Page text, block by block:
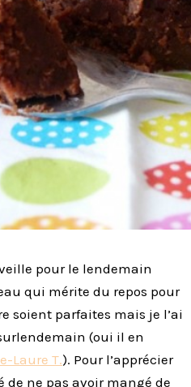
pour le lendemain
qui mérite du repos pour
soient parfaites mais je l’ai
(oui il en
Laure T.). Pour l’apprécier
ne pas avoir mangé de